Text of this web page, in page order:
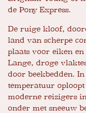
de Pony Express.
De ruige kloof,
land van scherpe
plaats voor eiken
Lange, droge
door beekbedden.
temperatuur
moderne reizigers
onder met sneeuw